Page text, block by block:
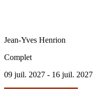
Jean-Yves Henrion
Complet
09 juil. 2027 - 16 juil. 2027